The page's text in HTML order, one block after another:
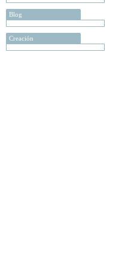
Blog
Creación